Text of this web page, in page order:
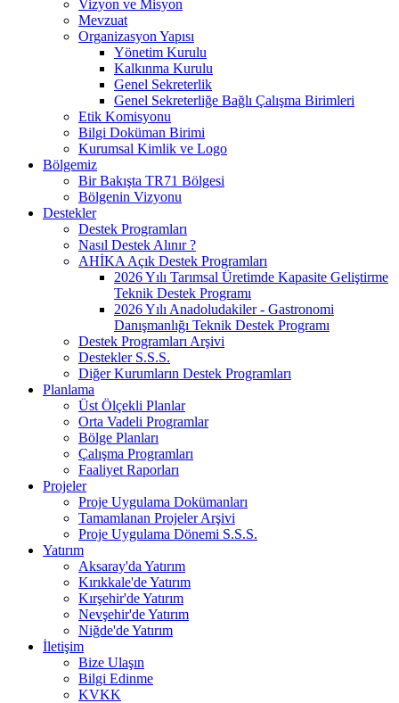
Vizyon ve Misyon
Mevzuat
Organizasyon Yapısı
Yönetim Kurulu
Kalkınma Kurulu
Genel Sekreterlik
Genel Sekreterliğe Bağlı Çalışma Birimleri
Etik Komisyonu
Bilgi Doküman Birimi
Kurumsal Kimlik ve Logo
Bölgemiz
Bir Bakışta TR71 Bölgesi
Bölgenin Vizyonu
Destekler
Destek Programları
Nasıl Destek Alınır ?
AHİKA Açık Destek Programları
2026 Yılı Tarımsal Üretimde Kapasite Geliştirme
Teknik Destek Programı
2026 Yılı Anadoludakiler - Gastronomi
Danışmanlığı Teknik Destek Programı
Destek Programları Arşivi
Destekler S.S.S.
Diğer Kurumların Destek Programları
Planlama
Üst Ölçekli Planlar
Orta Vadeli Programlar
Bölge Planları
Çalışma Programları
Faaliyet Raporları
Projeler
Proje Uygulama Dokümanları
Tamamlanan Projeler Arşivi
Proje Uygulama Dönemi S.S.S.
Yatırım
Aksaray'da Yatırım
Kırıkkale'de Yatırım
Kırşehir'de Yatırım
Nevşehir'de Yatırım
Niğde'de Yatırım
İletişim
Bize Ulaşın
Bilgi Edinme
KVKK